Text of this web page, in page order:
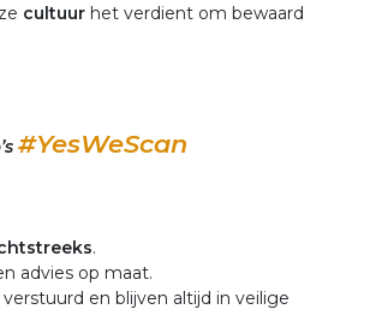
cultuur het verdient om bewaard
#YesWeScan
.
advies op maat.
verstuurd en blijven altijd in veilige